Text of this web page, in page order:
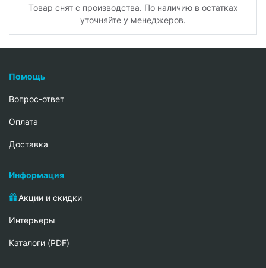
Товар снят с производства. По наличию в остатках
уточняйте у менеджеров.
Помощь
Вопрос-ответ
Oплата
Доставка
Информация
Акции и скидки
Интерьеры
Каталоги (PDF)